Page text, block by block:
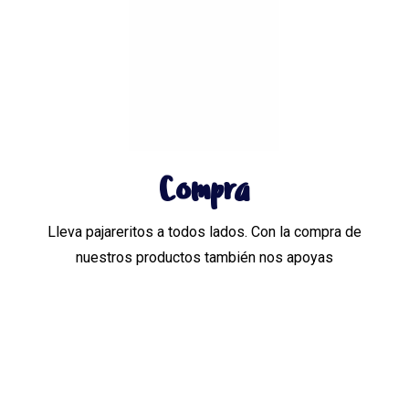
Compra
Lleva pajareritos a todos lados. Con la compra de
nuestros productos también nos apoyas